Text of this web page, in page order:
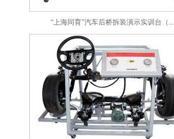
“上海同育”汽车后桥拆装演示实训台（...